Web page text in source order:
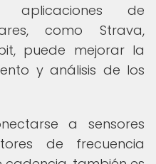
aplicaciones de
como Strava,
puede mejorar la
y análisis de los
a sensores
de frecuencia